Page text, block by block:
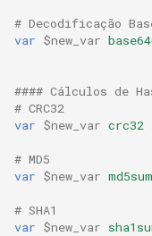
# Decodificação
var $new_var
#### Cálculos de
# CRC32
var $new_var crc32
# MD5
var $new_var md5sum
# SHA1
var $new_var